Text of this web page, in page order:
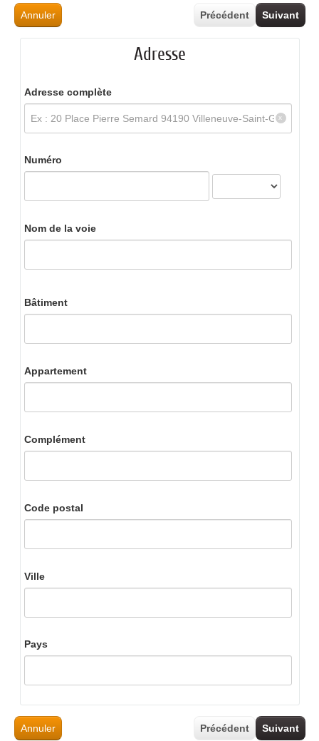
Annuler Suivant
Précédent
Adresse
Adresse complète
Numéro
Nom de la voie
Bâtiment
Appartement
Complément
Code postal
Ville
Pays
Annuler Suivant
Précédent